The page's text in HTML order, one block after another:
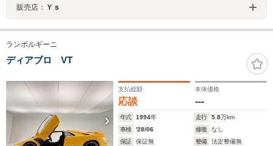
販売店： Ｙｓ
ランボルギーニ
ディアブロ VT
支払総額
応談
本体価格
---
年式 1994年 走行 5.8万km
車検
'28/06 修復
なし
保証
保証無 整備
法定整備無